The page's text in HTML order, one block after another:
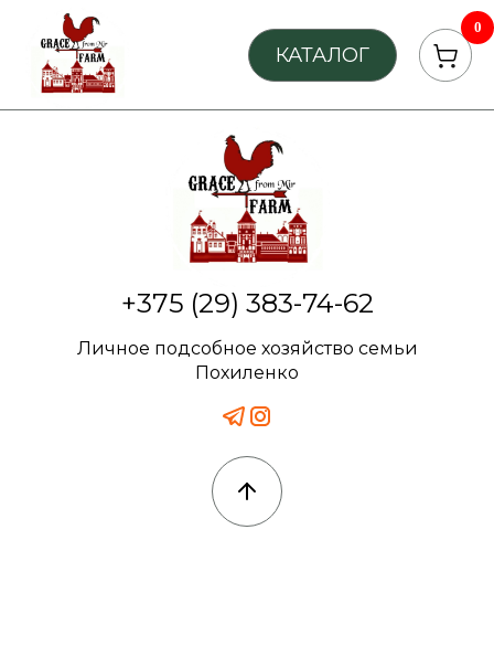
КАТАЛОГ
0
+375 (29) 383-74-62
Личное подсобное хозяйство семьи
Похиленко